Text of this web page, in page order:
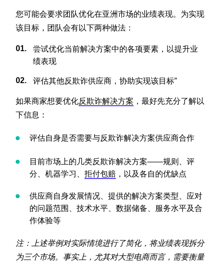
您可能会要求团队优化在亚洲市场的业绩表现。为实现
该目标，团队会有以下两种做法：
尝试优化当前解决方案中的各项要素，以提升业
绩表现
评估其他反欺诈供应商，协助实现该目标”
如果商家想要优化反欺诈解决方案 ，最好先充分了解以
下信息：
评估自身是否需要与反欺诈解决方案供应商合作
目前市场上的几类反欺诈解决方案——规则、评
分、机器学习、 拒付包赔 ，以及各自的优缺点
供应商自身发展情况、提供的解决方案类型、应对
的问题范围、技术水平、数据储备、服务水平及合
作体验等
注：上述举例对实际情境进行了简化，将业绩表现拆分
为三个市场。事实上，尤其对大型电商而言，需要衡量